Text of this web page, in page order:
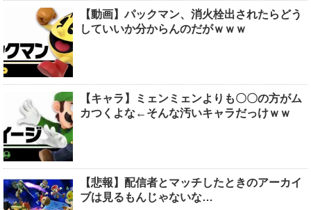
【動画】パックマン、消火栓出されたらどう
していいか分からんのだがｗｗｗ
【キャラ】ミェンミェンよりも〇〇の方がム
カつくよな←そんな汚いキャラだっけｗｗ
【悲報】配信者とマッチしたときのアーカイ
ブは見るもんじゃないな…